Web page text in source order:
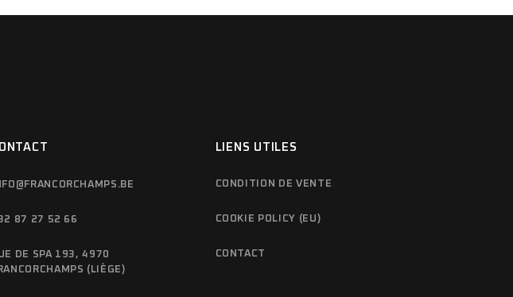
87 27 52 66
DE SPA 193, 4970
(LIÈGE)
LIENS UTILES
CONDITION DE VENTE
COOKIE POLICY (EU)
CONTACT